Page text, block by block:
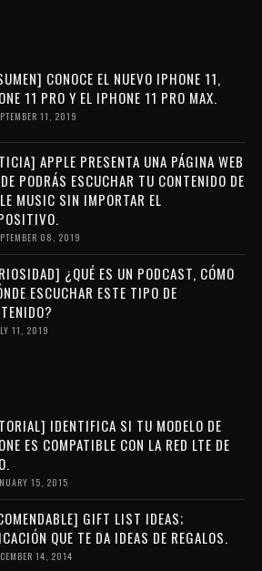
CONOCE EL NUEVO IPHONE 11,
11 PRO Y EL IPHONE 11 PRO MAX.
11, 2019
APPLE PRESENTA UNA PÁGINA WEB
PODRÁS ESCUCHAR TU CONTENIDO DE
MUSIC SIN IMPORTAR EL
08, 2019
¿QUÉ ES UN PODCAST, CÓMO
ESCUCHAR ESTE TIPO DE
11, 2019
IDENTIFICA SI TU MODELO DE
ES COMPATIBLE CON LA RED LTE DE
15, 2015
GIFT LIST IDEAS;
QUE TE DA IDEAS DE REGALOS.
14, 2014